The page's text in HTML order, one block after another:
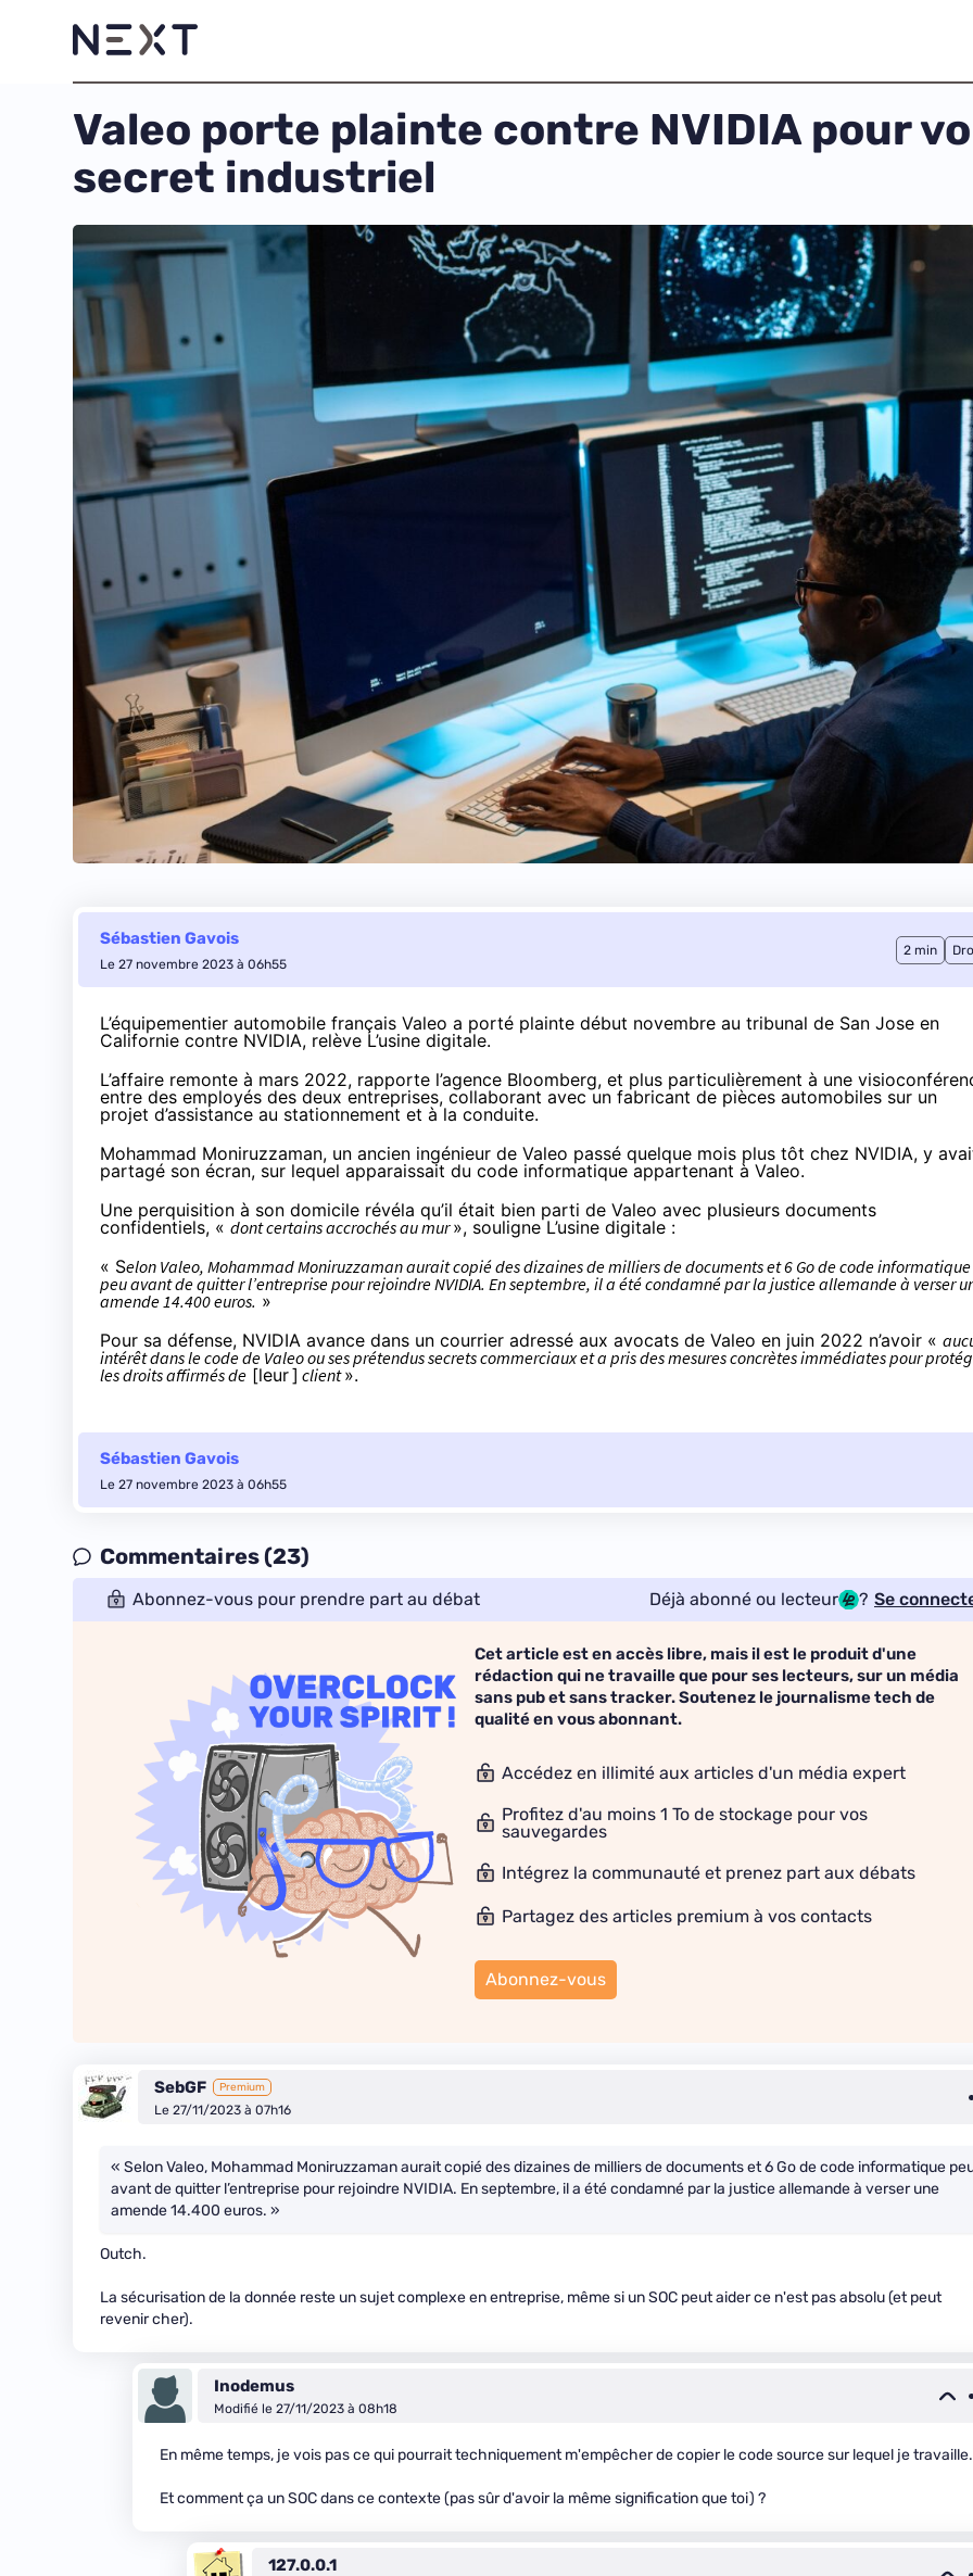
Valeo porte plainte contre NVIDIA pour
secret industriel
Sébastien Gavois
Le 27 novembre 2023 à 06h55
2 min
L’équipementier automobile français Valeo a porté plainte début novembre au tribunal de San Jose en
Californie contre NVIDIA, relève L’usine digitale.
L’affaire remonte à mars 2022, rapporte l’agence Bloomberg, et plus particulièrement à une
entre des employés des deux entreprises, collaborant avec un fabricant de pièces automobiles sur un
projet d’assistance au stationnement et à la conduite.
Mohammad Moniruzzaman, un ancien ingénieur de Valeo passé quelque mois plus tôt chez NVIDIA, y
partagé son écran, sur lequel apparaissait du code informatique appartenant à Valeo.
Une perquisition à son domicile révéla qu’il était bien parti de Valeo avec plusieurs documents
confidentiels, « dont certains accrochés au mur», souligne L’usine digitale :
« Selon Valeo, Mohammad Moniruzzaman aurait copié des dizaines de milliers de documents et 6 Go de code informatique
peu avant de quitter l’entreprise pour rejoindre NVIDIA. En septembre, il a été condamné par la justice allemande à verser
amende 14.400 euros. »
Pour sa défense, NVIDIA avance dans un courrier adressé aux avocats de Valeo en juin 2022 n’avoir «
intérêt dans le code de Valeo ou ses prétendus secrets commerciaux et a pris des mesures concrètes immédiates pour
les droits affirmés de [leur ] client».
Sébastien Gavois
Le 27 novembre 2023 à 06h55
Commentaires (23)
Abonnez-vous pour prendre part au débat Déjà abonné ou lecteur ? Se
Cet article est en accès libre, mais il est le produit d'une
rédaction qui ne travaille que pour ses lecteurs, sur un média
sans pub et sans tracker. Soutenez le journalisme tech de
qualité en vous abonnant.
Accédez en illimité aux articles d'un média expert
Profitez d'au moins 1 To de stockage pour vos
sauvegardes
Intégrez la communauté et prenez part aux débats
Partagez des articles premium à vos contacts
Abonnez-vous
SebGF Premium
Le 27/11/2023 à 07h16
« Selon Valeo, Mohammad Moniruzzaman aurait copié des dizaines de milliers de documents et 6 Go de code informatique
avant de quitter l’entreprise pour rejoindre NVIDIA. En septembre, il a été condamné par la justice allemande à verser une
amende 14.400 euros. »
Outch.
La sécurisation de la donnée reste un sujet complexe en entreprise, même si un SOC peut aider ce n'est pas absolu (et peut
revenir cher).
Inodemus
Modifié le 27/11/2023 à 08h18
En même temps, je vois pas ce qui pourrait techniquement m'empêcher de copier le code source sur lequel je travaille.
Et comment ça un SOC dans ce contexte (pas sûr d'avoir la même signification que toi) ?
127.0.0.1